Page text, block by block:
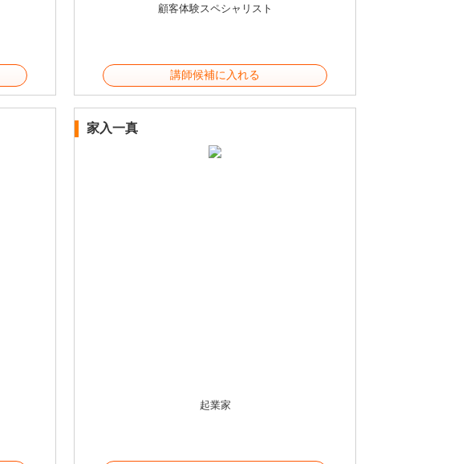
顧客体験スペシャリスト
講師候補に入れる
家入一真
起業家